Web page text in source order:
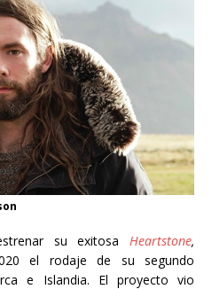
su exitosa Heartstone,
el rodaje de su segundo
e Islandia. El proyecto vio